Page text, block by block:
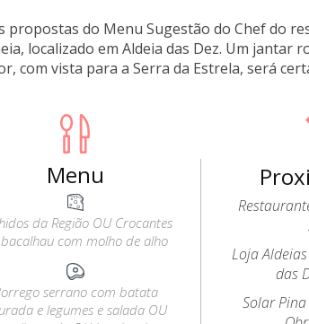
propostas do Menu Sugestão do Chef do
localizado em Aldeia das Dez. Um
com vista para a Serra da Estrela, será
Menu
da Região OU Crocantes
com molho de alho
serrano com batata
e legumes e salada OU
Loja
das
Solar